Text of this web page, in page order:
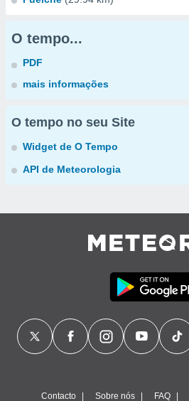
O tempo...
PDF
mais informações
O tempo no seu Site
Widget de O Tempo
API de Meteorologia
Contacto Sobre nós FAQ